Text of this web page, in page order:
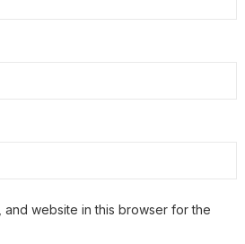
and website in this browser for the